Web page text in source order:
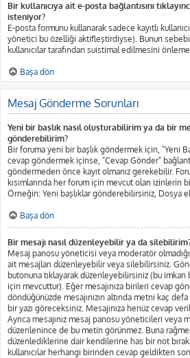
Bir kullanıcıya ait e-posta bağlantısını
isteniyor?
E-posta formunu kullanarak sadece kayıtlı
yönetici bu özelliği aktifleştirdiyse). Bunun
kullanıcılar tarafından suistimal edilmesini
Başa dön
Mesaj Gönderme Sorunları
Yeni bir başlık nasıl oluşturabilirim ya da bir
gönderebilirim?
Bir foruma yeni bir başlık göndermek için, "Yeni
cevap göndermek içinse, "Cevap Gönder"
göndermeden önce kayıt olmanız gerekebilir.
kısımlarında her forum için mevcut olan izinlerin
Örneğin: Yeni başlıklar gönderebilirsiniz, Dosya
Başa dön
Bir mesajı nasıl düzenleyebilir ya da
Mesaj panosu yöneticisi veya moderatör
ait mesajları düzenleyebilir veya silebilirsiniz.
butonuna tıklayarak düzenleyebilirsiniz (bu
için mevcuttur). Eğer mesajınıza birileri cevap
döndüğünüzde mesajınızın altında metni kaç
bir yazı göreceksiniz. Mesajınıza henüz cevap
Ayrıca mesajınız mesaj panosu yöneticileri veya
düzenlenince de bu metin görünmez. Buna
düzenlediklerine dair kendilerine has bir not
kullanıcılar herhangi birinden cevap geldikten